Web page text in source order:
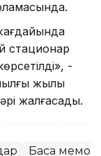
стационар
-
жылы
жалғасады.
Басқа